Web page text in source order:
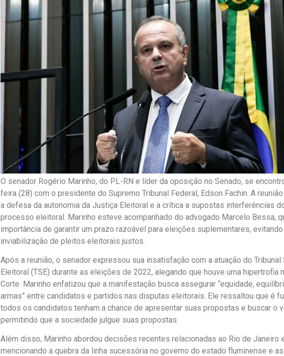
O senador Rogério Marinho, do PL-RN e líder da oposição no Senado, se
feira (28) com o presidente do Supremo Tribunal Federal, Edson Fachin. A
a defesa da autonomia da Justiça Eleitoral e a crítica a supostas interferências
processo eleitoral. Marinho esteve acompanhado do advogado Marcelo Bessa,
importância de garantir um prazo razoável para eleições suplementares,
inviabilização de pleitos eleitorais justos.
Após a reunião, o senador expressou sua insatisfação com a atuação do Tribunal
Eleitoral (TSE) durante as eleições de 2022, alegando que houve uma hipertrofia
Corte. Marinho enfatizou que a manifestação busca assegurar “equidade,
armas” entre candidatos e partidos nas disputas eleitorais. Ele ressaltou que é
todos os candidatos tenham a chance de apresentar suas propostas e buscar o
permitindo que a sociedade julgue suas propostas.
Além disso, Marinho abordou decisões recentes relacionadas ao Rio de Janeiro
mencionando a quebra da linha sucessória no governo do estado fluminense e